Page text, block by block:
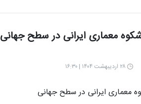
معماری ایرانی در سطح جهانی
۲۸ اردیبهشت ۱۴۰۴ | ۱۶:۳۰